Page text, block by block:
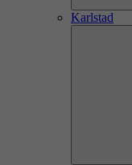
Karlstad